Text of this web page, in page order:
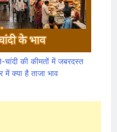
की कीमतों में जबरदस्त
क्या है ताजा भाव